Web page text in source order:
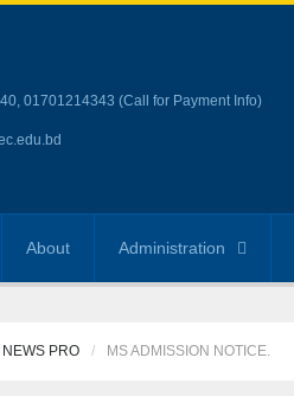
01701214343 (Call for Payment Info)
About Administration
NEWS PRO MS ADMISSION NOTICE.